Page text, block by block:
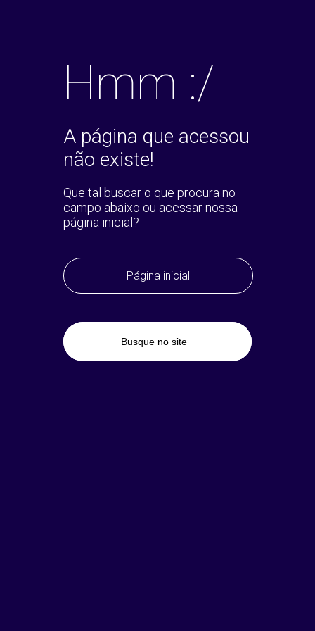
Hmm :/
A página que acessou
não existe!
Que tal buscar o que procura no
campo abaixo ou acessar nossa
página inicial?
Página inicial